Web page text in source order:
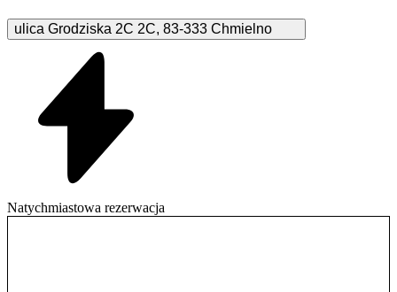
ulica Grodziska 2C 2C, 83-333 Chmielno
Natychmiastowa rezerwacja